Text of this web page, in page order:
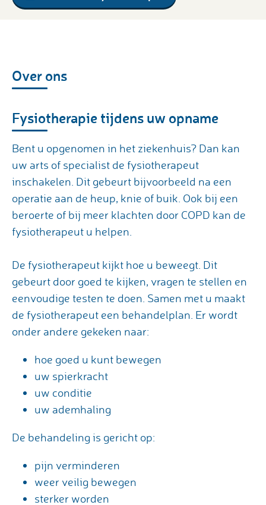
Over ons
Fysiotherapie tijdens uw opname
Bent u opgenomen in het ziekenhuis? Dan kan
uw arts of specialist de fysiotherapeut
inschakelen. Dit gebeurt bijvoorbeeld na een
operatie aan de heup, knie of buik. Ook bij een
beroerte of bij meer klachten door COPD kan de
fysiotherapeut u helpen.
De fysiotherapeut kijkt hoe u beweegt. Dit
gebeurt door goed te kijken, vragen te stellen en
eenvoudige testen te doen. Samen met u maakt
de fysiotherapeut een behandelplan. Er wordt
onder andere gekeken naar:
hoe goed u kunt bewegen
uw spierkracht
uw conditie
uw ademhaling
De behandeling is gericht op:
pijn verminderen
weer veilig bewegen
sterker worden